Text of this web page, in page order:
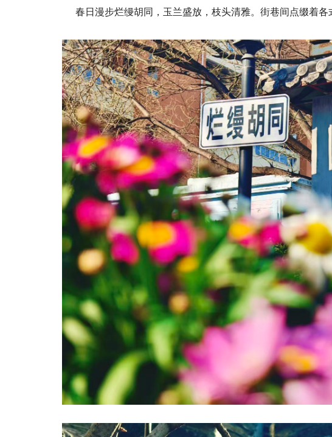
春日漫步烂缦胡同，玉兰盛放，枝头清雅。街巷间点缀着